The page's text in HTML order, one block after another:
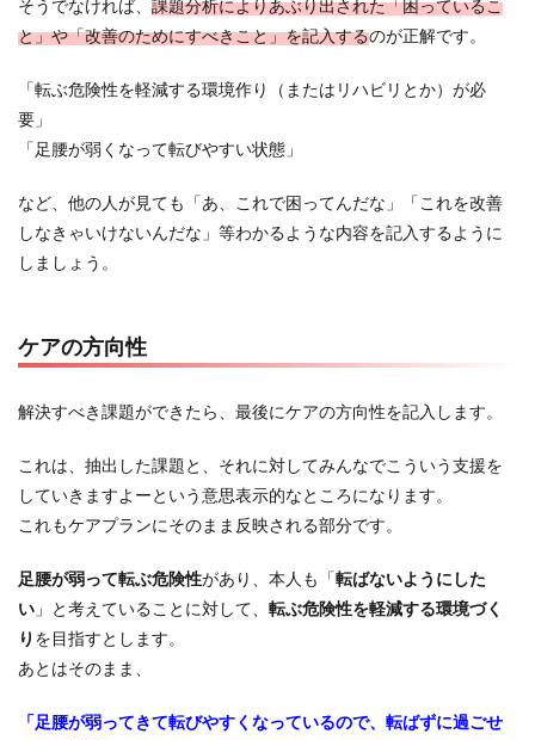
そうでなければ、 課題分析によりあぶり出された「困っているこ
と」や「改善のためにすべきこと」を記入するのが正解です。
「転ぶ危険性を軽減する環境作り（またはリハビリとか）が必
要」
「足腰が弱くなって転びやすい状態」
など、他の人が見ても「あ、これで困ってんだな」「これを改善
しなきゃいけないんだな」等わかるような内容を記入するように
しましょう。
ケアの方向性
解決すべき課題ができたら、最後にケアの方向性を記入します。
これは、抽出した課題と、それに対してみんなでこういう支援を
していきますよーという意思表示的なところになります。
これもケアプランにそのまま反映される部分です。
足腰が弱って転ぶ危険性があり、本人も「転ばないようにした
い 」と考えていることに対して、 転ぶ危険性を軽減する環境づく
り を目指すとします。
あとはそのまま、
「足腰が弱ってきて転びやすくなっているので、転ばずに過ごせ